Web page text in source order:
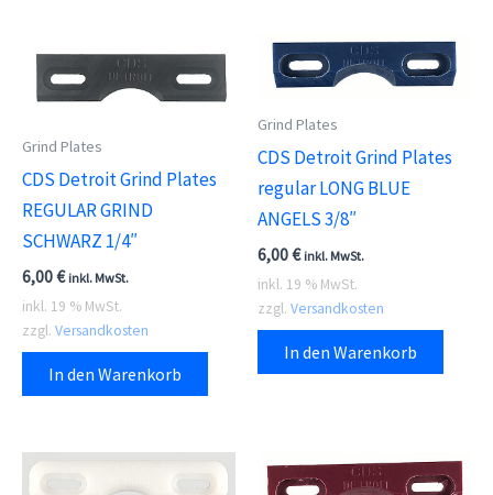
Grind Plates
CDS Detroit Grind Plates
REGULAR GRIND
SCHWARZ 1/4″
6,00€ inkl. MwSt.
inkl. 19 % MwSt.
zzgl. Versandkosten
In den Warenkorb
Grind Plates
CDS Detroit Grind Plates
regular LONG BLUE
ANGELS 3/8″
6,00€ inkl. MwSt.
inkl. 19 % MwSt.
zzgl. Versandkosten
In den Warenkorb